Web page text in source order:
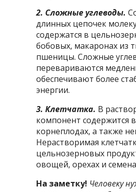
2. Сложные углеводы.
длинных цепочек
содержатся в
бобовых, макаронах из
пшеницы. Сложные
перевариваются
обеспечивают более
энергии.
3. Клетчатка. В
компонент содержится
корнеплодах, а также
Нерастворимая
цельнозерновых
овощей, орехах и
На заметку! Человеку